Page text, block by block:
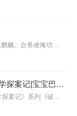
人生总有酸甜苦辣，梦里浮现魑魅魍魉。合卷难掩功名利禄，举杯溢满贪嗔痴狂。
破坏者联盟篇2·猴子警长科学探案记|宝宝巴士故事
【适听年龄】7岁+《猴子警长科学探案记》系列《破坏者联盟篇1·猴子警长科学探案记》>>>《破坏者联盟篇2·猴子警长科学探案记》>>>《破坏者联盟篇3·猴子警长科...